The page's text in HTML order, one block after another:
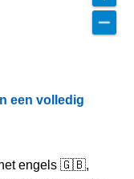
een volledig
het engels 🇬🇧,